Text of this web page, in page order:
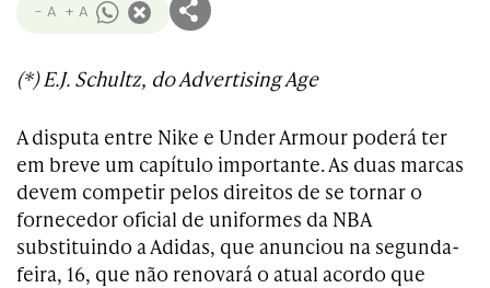
- A + A
(*) E.J. Schultz, do Advertising Age
A disputa entre Nike e Under Armour poderá ter
em breve um capítulo importante. As duas marcas
devem competir pelos direitos de se tornar o
fornecedor oficial de uniformes da NBA
substituindo a Adidas, que anunciou na segunda-
feira, 16, que não renovará o atual acordo que